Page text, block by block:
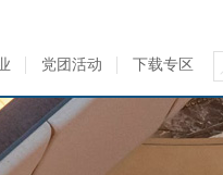
党团活动 下载专区